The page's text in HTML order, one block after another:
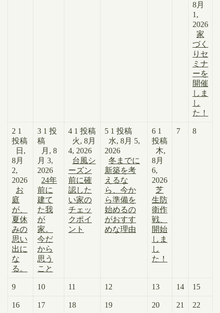
8月
1,
2026
家
づく
りセ
ミナ
ーを
開催
しま
し
た！
2 1
投稿
日,
8月
2,
2026
お
庭
が、
夏休
みの
思い
出に
な
る。
3 1 投
稿
月, 8
月 3,
2026
24年
前に
建て
た我
が
家。
今だ
から
思う
こと
4 1 投稿
火, 8月
4, 2026
台風シ
ーズン
前に確
認した
い家の
チェッ
クポイ
ント
5 1 投稿
水, 8月 5,
2026
冬までに
新築を考
えるな
ら、今か
ら準備を
始めるの
がおすす
めな理由
6 1
投稿
木,
8月
6,
2026
芝
生防
衛作
戦、
開始
しま
し
た！
7 8
9 10 11 12 13 14 15
16 17 18 19 20 21 22